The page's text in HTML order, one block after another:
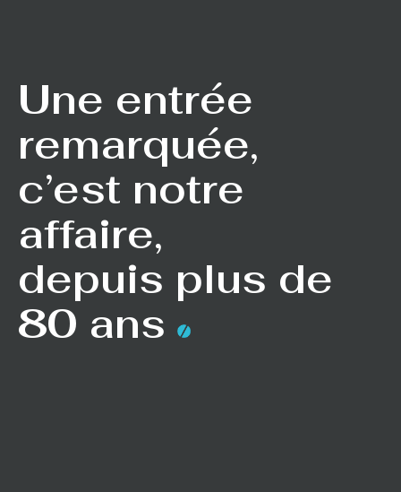
Une entrée
remarquée,
c’est notre
affaire,
depuis plus de
80 ans